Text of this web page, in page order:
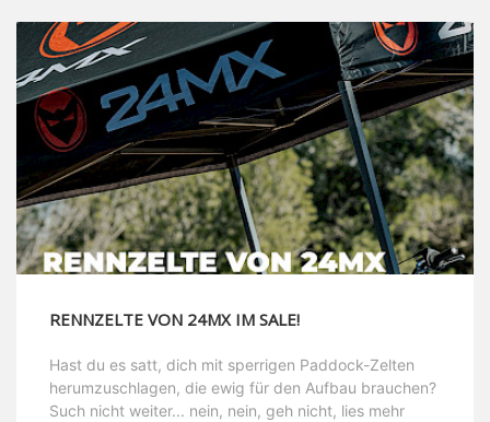
RENNZELTE VON 24MX IM SALE!
Hast du es satt, dich mit sperrigen Paddock-Zelten
herumzuschlagen, die ewig für den Aufbau brauchen?
Such nicht weiter... nein, nein, geh nicht, lies mehr